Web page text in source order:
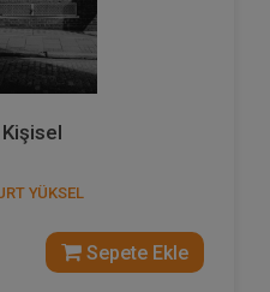
Kişisel
YÜKSEL
Sepete Ekle